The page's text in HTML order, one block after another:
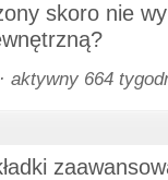
skoro nie
· aktywny 664